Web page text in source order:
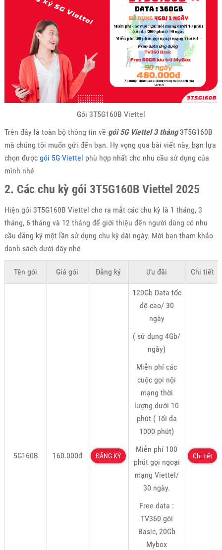
Gói 3T5G160B Viettel
Trên đây là toàn bộ thông tin về gói 5G Viettel 3 tháng3T5G160B
mà chúng tôi muốn gửi đến bạn. Hy vọng qua bài viết này, bạn lựa
chọn được gói 5G Viettel phù hợp nhất cho nhu cầu sử dụng của
mình nhé
2. Các chu kỳ gói 3T5G160B Viettel 2025
Hiện gói 3T5G160B Viettel cho ra mắt các chu kỳ là 1 tháng, 3
tháng, 6 tháng và 12 tháng để giới thiệu đến người dùng có nhu
cầu đăng ký một lần sử dụng chu kỳ dài ngày. Mời bạn tham khảo
danh sách dưới đây nhé
Tên gói Giá gói Đăng ký Ưu đãi Chi tiết
5G160B 160.000đ ĐĂNG KÝ
120Gb Data tốc
độ cao/ 30
ngày
( sử dụng 4Gb/
ngày)
Miễn phí các
cuộc gọi nội
mạng thời
lượng dưới 10
phút ( Tối đa
1000 phút)
Miễn phí 100
phút gọi ngoại
mạng Viettel/
30 ngày.
Free data :
TV360 gói
Basic, 20Gb
Mybox
Chi tiết